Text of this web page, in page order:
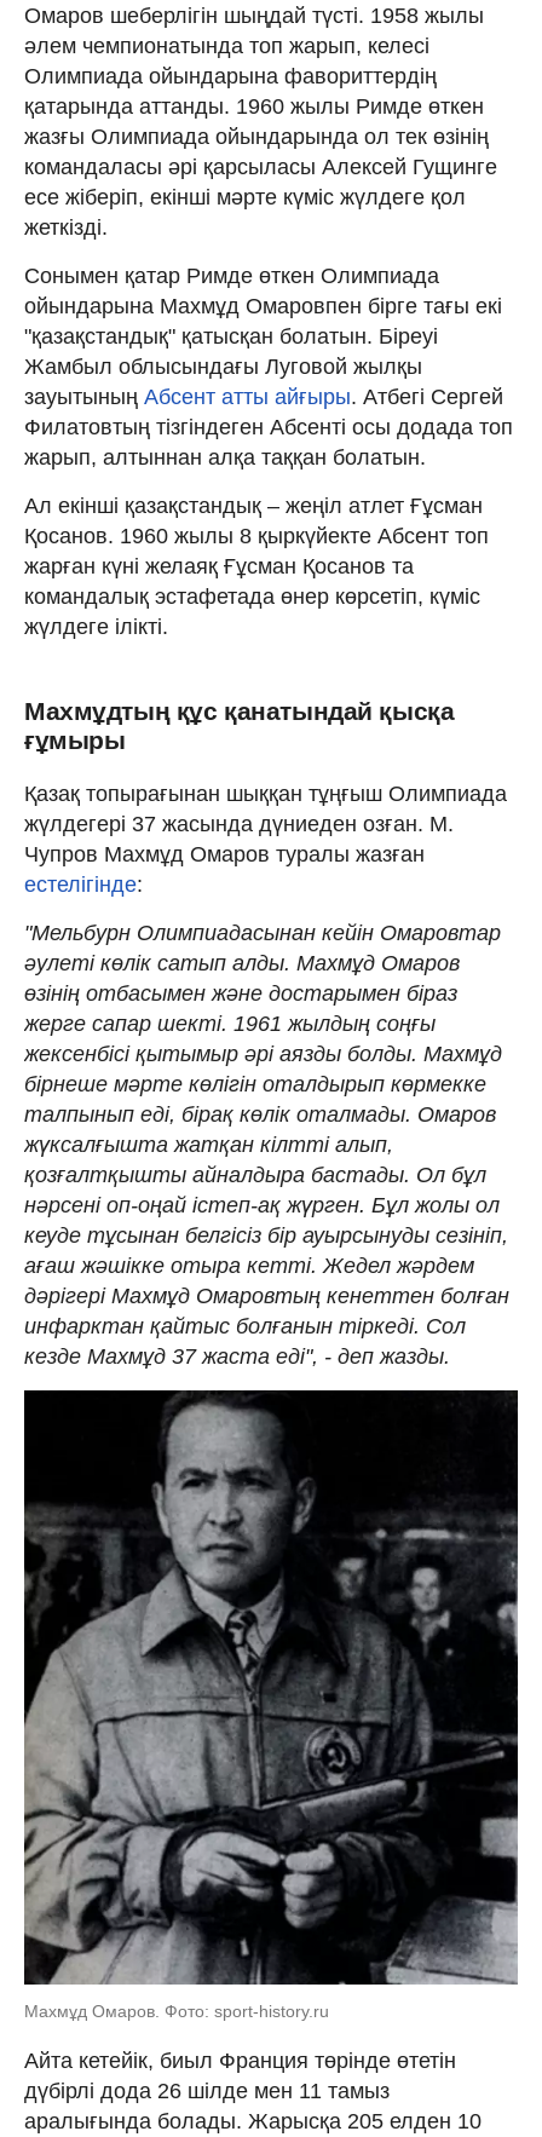
Омаров шеберлігін шыңдай түсті. 1958 жылы
әлем чемпионатында топ жарып, келесі
Олимпиада ойындарына фавориттердің
қатарында аттанды. 1960 жылы Римде өткен
жазғы Олимпиада ойындарында ол тек өзінің
командаласы әрі қарсыласы Алексей Гущинге
есе жіберіп, екінші мәрте күміс жүлдеге қол
жеткізді.
Сонымен қатар Римде өткен Олимпиада
ойындарына Махмұд Омаровпен бірге тағы екі
"қазақстандық" қатысқан болатын. Біреуі
Жамбыл облысындағы Луговой жылқы
зауытының Абсент атты айғыры. Атбегі Сергей
Филатовтың тізгіндеген Абсенті осы додада топ
жарып, алтыннан алқа таққан болатын.
Ал екінші қазақстандық – жеңіл атлет Ғұсман
Қосанов. 1960 жылы 8 қыркүйекте Абсент топ
жарған күні желаяқ Ғұсман Қосанов та
командалық эстафетада өнер көрсетіп, күміс
жүлдеге ілікті.
Махмұдтың құс қанатындай қысқа
ғұмыры
Қазақ топырағынан шыққан тұңғыш Олимпиада
жүлдегері 37 жасында дүниеден озған. М.
Чупров Махмұд Омаров туралы жазған
естелігінде:
"Мельбурн Олимпиадасынан кейін Омаровтар
әулеті көлік сатып алды. Махмұд Омаров
өзінің отбасымен және достарымен біраз
жерге сапар шекті. 1961 жылдың соңғы
жексенбісі қытымыр әрі аязды болды. Махмұд
бірнеше мәрте көлігін оталдырып көрмекке
талпынып еді, бірақ көлік оталмады. Омаров
жүксалғышта жатқан кілтті алып,
қозғалтқышты айналдыра бастады. Ол бұл
нәрсені оп-оңай істеп-ақ жүрген. Бұл жолы ол
кеуде тұсынан белгісіз бір ауырсынуды сезініп,
ағаш жәшікке отыра кетті. Жедел жәрдем
дәрігері Махмұд Омаровтың кенеттен болған
инфарктан қайтыс болғанын тіркеді. Сол
кезде Махмұд 37 жаста еді", - деп жазды.
Махмұд Омаров. Фото: sport-history.ru
Айта кетейік, биыл Франция төрінде өтетін
дүбірлі дода 26 шілде мен 11 тамыз
аралығында болады. Жарысқа 205 елден 10